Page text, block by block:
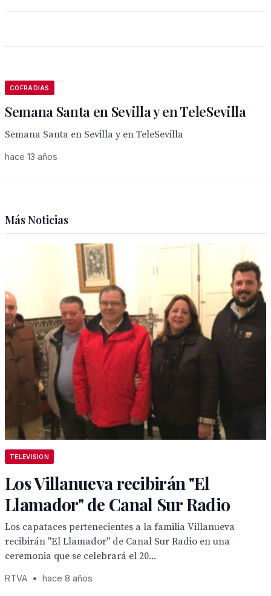
COFRADIAS
Semana Santa en Sevilla y en TeleSevilla
Semana Santa en Sevilla y en TeleSevilla
hace 13 años
Más Noticias
TELEVISION
Los Villanueva recibirán "El
Llamador" de Canal Sur Radio
Los capataces pertenecientes a la familia Villanueva
recibirán "El Llamador" de Canal Sur Radio en una
ceremonia que se celebrará el 20...
RTVA • hace 8 años